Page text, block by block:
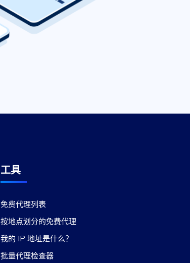
工具
免费代理列表
按地点划分的免费代理
我的 IP 地址是什么？
批量代理检查器